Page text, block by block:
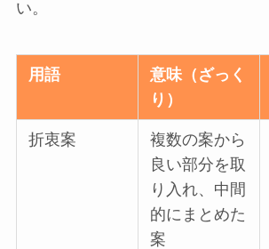
い。
用語
意味（ざっく
り）
折衷案
複数の案から
良い部分を取
り入れ、中間
的にまとめた
案